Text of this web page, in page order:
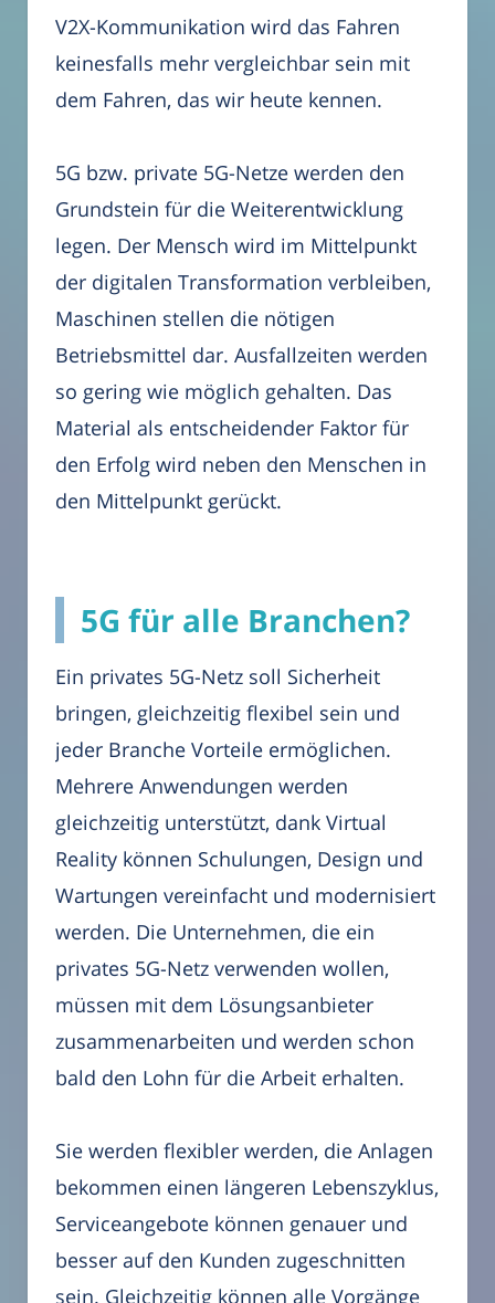
V2X-Kommunikation wird das Fahren
keinesfalls mehr vergleichbar sein mit
dem Fahren, das wir heute kennen.
5G bzw. private 5G-Netze werden den
Grundstein für die Weiterentwicklung
legen. Der Mensch wird im Mittelpunkt
der digitalen Transformation verbleiben,
Maschinen stellen die nötigen
Betriebsmittel dar. Ausfallzeiten werden
so gering wie möglich gehalten. Das
Material als entscheidender Faktor für
den Erfolg wird neben den Menschen in
den Mittelpunkt gerückt.
5G für alle Branchen?
Ein privates 5G-Netz soll Sicherheit
bringen, gleichzeitig flexibel sein und
jeder Branche Vorteile ermöglichen.
Mehrere Anwendungen werden
gleichzeitig unterstützt, dank Virtual
Reality können Schulungen, Design und
Wartungen vereinfacht und modernisiert
werden. Die Unternehmen, die ein
privates 5G-Netz verwenden wollen,
müssen mit dem Lösungsanbieter
zusammenarbeiten und werden schon
bald den Lohn für die Arbeit erhalten.
Sie werden flexibler werden, die Anlagen
bekommen einen längeren Lebenszyklus,
Serviceangebote können genauer und
besser auf den Kunden zugeschnitten
sein. Gleichzeitig können alle Vorgänge